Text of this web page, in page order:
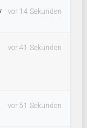
vor 14 Sekunden
vor 41 Sekunden
vor 51 Sekunden